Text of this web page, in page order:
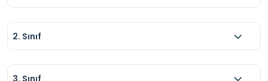
2. Sınıf
3. Sınıf